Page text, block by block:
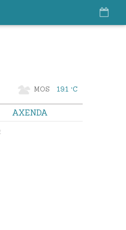
MOS 19.1 °C
AXENDA